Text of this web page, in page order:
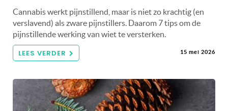
Cannabis werkt pijnstillend, maar is niet zo krachtig (en
verslavend) als zware pijnstillers. Daarom 7 tips om de
pijnstillende werking van wiet te versterken.
LEES VERDER 15 mei 2026